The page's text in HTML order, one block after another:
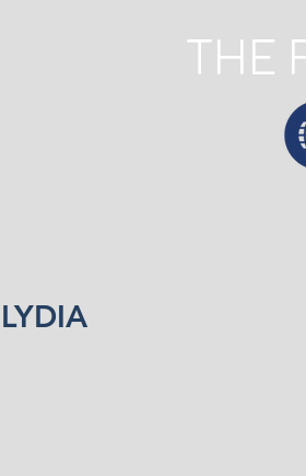
The
LYDIA